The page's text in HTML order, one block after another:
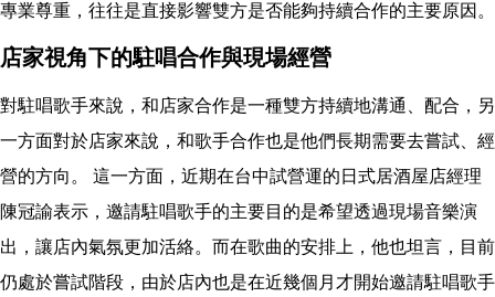
專業尊重，往往是直接影響雙方是否能夠持續合作的主要原因。
店家視角下的駐唱合作與現場經營
對駐唱歌手來說，和店家合作是一種雙方持續地溝通、配合，另
一方面對於店家來說，和歌手合作也是他們長期需要去嘗試、經
營的方向。 這一方面，近期在台中試營運的日式居酒屋店經理
陳冠諭表示，邀請駐唱歌手的主要目的是希望透過現場音樂演
出，讓店內氣氛更加活絡。而在歌曲的安排上，他也坦言，目前
仍處於嘗試階段，由於店內也是在近幾個月才開始邀請駐唱歌手